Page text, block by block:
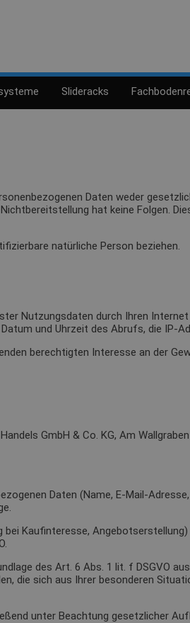
Slideracks
Daten weder
hat keine Folgen.
natürliche Person beziehen.
Nutzungsdaten durch Ihren
und Uhrzeit des Abrufs, die IP-
berechtigten Interesse an der
GmbH & Co. KG, Am
Daten (Name, E-Mail-
Kaufinteresse,
des Art. 6 Abs. 1 lit. f DSGVO
die sich aus Ihrer besonderen
unter Beachtung gesetzlicher